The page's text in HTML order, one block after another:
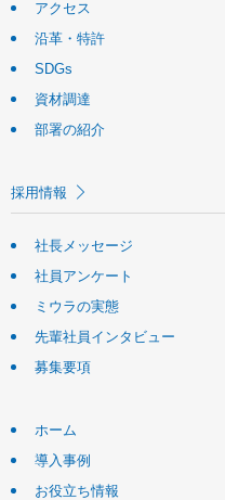
アクセス
沿革・特許
SDGs
資材調達
部署の紹介
採用情報
社長メッセージ
社員アンケート
ミウラの実態
先輩社員インタビュー
募集要項
ホーム
導入事例
お役立ち情報